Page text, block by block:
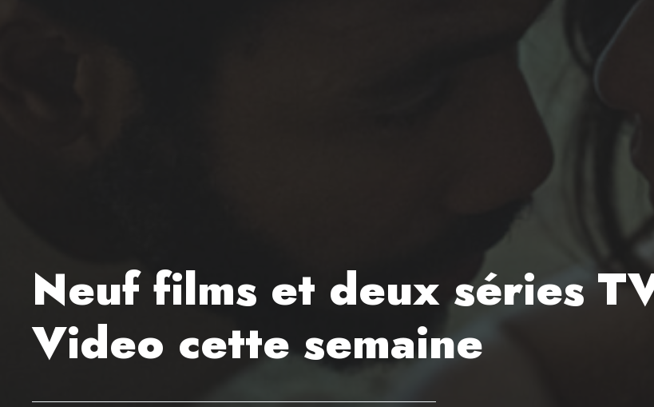
Neuf films et deux séries
Video cette semaine